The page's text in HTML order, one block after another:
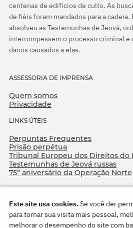
centenas de edifícios de culto. As
de fiéis foram mandados para a cadeia.
absolveu as Testemunhas de Jeová,
interrompessem o processo criminal e
danos causados a elas.
ASSESSORIA DE IMPRENSA
Quem somos
Privacidade
LINKS ÚTEIS
Perguntas Frequentes
Prisão perpétua
Tribunal Europeu dos Direitos do
Testemunhas de Jeová russas
75º aniversário da Operação Norte
Este site usa cookies.Se você der
para tornar sua visita mais pessoal,
melhorar o desempenho do site com